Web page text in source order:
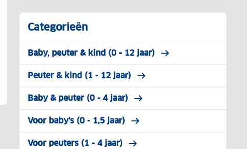
Categorieën
Baby, peuter & kind (0 - 12 jaar)
Peuter & kind (1 - 12 jaar)
Baby & peuter (0 - 4 jaar)
Voor baby's (0 - 1,5 jaar)
Voor peuters (1 - 4 jaar)